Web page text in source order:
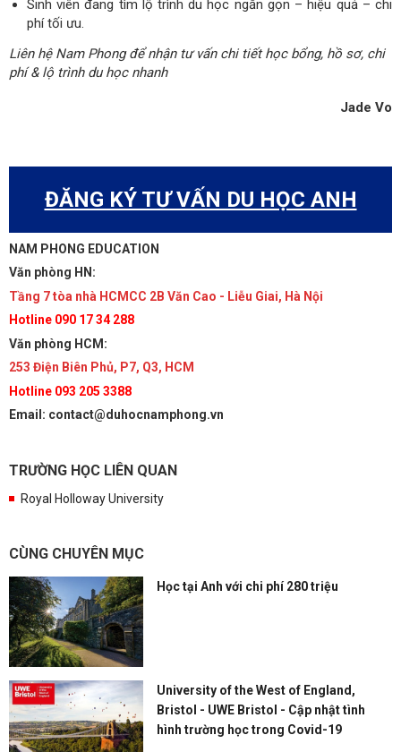
Sinh viên đang tìm lộ trình du học ngắn gọn – hiệu quả – chi
phí tối ưu.
Liên hệ Nam Phong để nhận tư vấn chi tiết học bổng, hồ sơ, chi
phí & lộ trình du học nhanh
Jade Vo
ĐĂNG KÝ TƯ VẤN DU HỌC ANH
NAM PHONG EDUCATION
Văn phòng HN:
Tầng 7 tòa nhà HCMCC 2B Văn Cao - Liễu Giai, Hà Nội
Hotline 090 17 34 288
Văn phòng HCM:
253 Điện Biên Phủ, P7, Q3, HCM
Hotline 093 205 3388
Email: contact@duhocnamphong.vn
TRƯỜNG HỌC LIÊN QUAN
Royal Holloway University
CÙNG CHUYÊN MỤC
Học tại Anh với chi phí 280 triệu
University of the West of England,
Bristol - UWE Bristol - Cập nhật tình
hình trường học trong Covid-19